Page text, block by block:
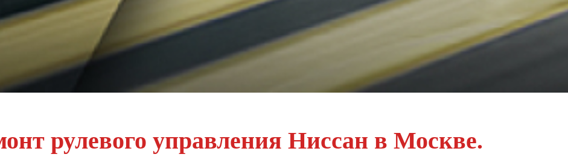
рулевого управления Ниссан в Москве.